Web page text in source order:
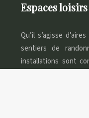
Espaces
Qu’il s’agisse
sentiers de
installations sont